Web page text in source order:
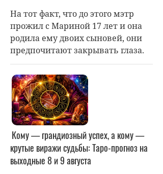
На тот факт, что до этого мэтр
прожил с Мариной 17 лет и она
родила ему двоих сыновей, они
предпочитают закрывать глаза.